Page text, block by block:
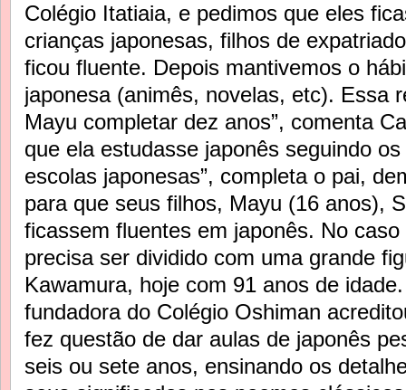
Colégio Itatiaia, e pedimos que eles
crianças japonesas, filhos de
ficou fluente. Depois mantivemos o
japonesa (animês, novelas, etc). Essa
Mayu completar dez anos”, comenta
que ela estudasse japonês seguindo
escolas japonesas”, completa o pai,
para que seus filhos, Mayu (16 anos),
ficassem fluentes em japonês. No
precisa ser dividido com uma grande
Kawamura, hoje com 91 anos de
fundadora do Colégio Oshiman
fez questão de dar aulas de japonês
seis ou sete anos, ensinando os